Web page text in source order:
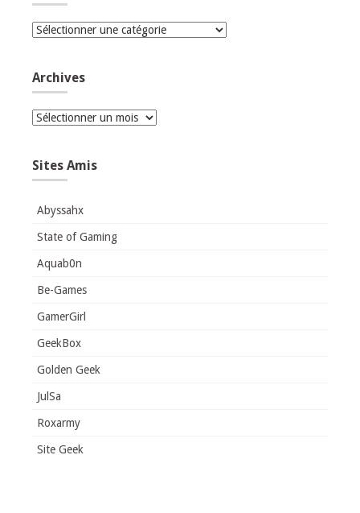
Catégories
Archives
Archives
Sites Amis
Abyssahx
State of Gaming
Aquab0n
Be-Games
GamerGirl
GeekBox
Golden Geek
JulSa
Roxarmy
Site Geek